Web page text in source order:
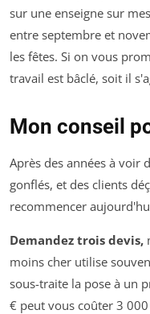
sur une enseigne sur
entre septembre et
les fêtes. Si on vous
travail est bâclé, soit il
Mon conseil
Après des années à voir
gonflés, et des clients
recommencer
Demandez trois devis,
moins cher utilise
sous-traite la pose à un
€ peut vous coûter 3